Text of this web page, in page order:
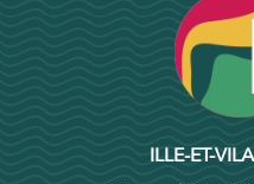
ILLE-ET-